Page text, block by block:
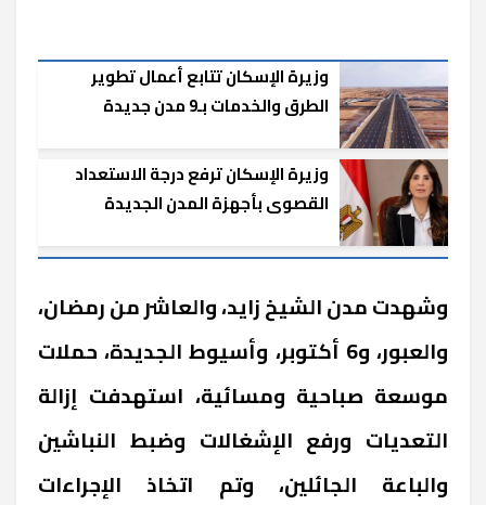
وزيرة الإسكان تتابع أعمال تطوير
الطرق والخدمات بـ9 مدن جديدة
وزيرة الإسكان ترفع درجة الاستعداد
القصوى بأجهزة المدن الجديدة
وشهدت مدن الشيخ زايد، والعاشر من رمضان،
والعبور، و6 أكتوبر، وأسيوط الجديدة، حملات
موسعة صباحية ومسائية، استهدفت إزالة
التعديات ورفع الإشغالات وضبط النباشين
والباعة الجائلين، وتم اتخاذ الإجراءات